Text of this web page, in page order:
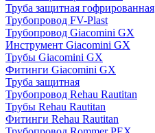
Труба защитная гофрированная
Трубопровод FV-Plast
Трубопровод Giacomini GX
Инструмент Giacomini GX
Трубы Giacomini GX
Фитинги Giacomini GX
Труба защитная
Трубопровод Rehau Rautitan
Трубы Rehau Rautitan
Фитинги Rehau Rautitan